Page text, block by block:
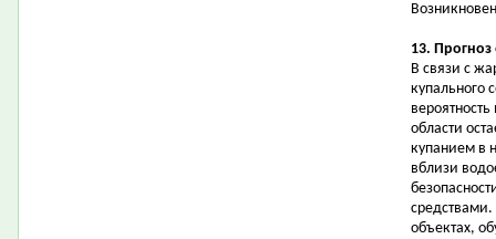
13. Прогноз
В связи с
купального
области
купанием в
вблизи
объектах,